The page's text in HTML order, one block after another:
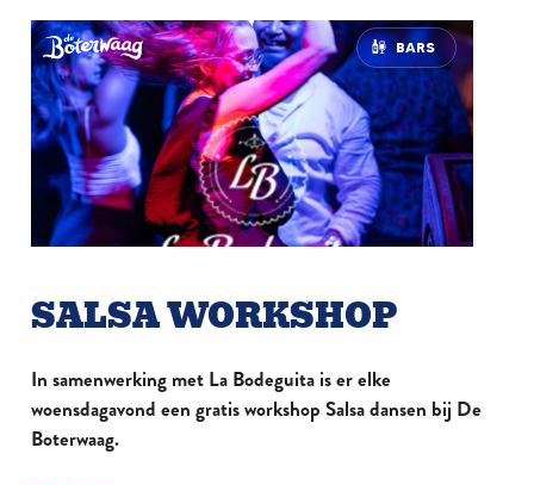
BARS
SALSA WORKSHOP
In samenwerking met La Bodeguita is er elke
woensdagavond een gratis workshop Salsa dansen bij De
Boterwaag.